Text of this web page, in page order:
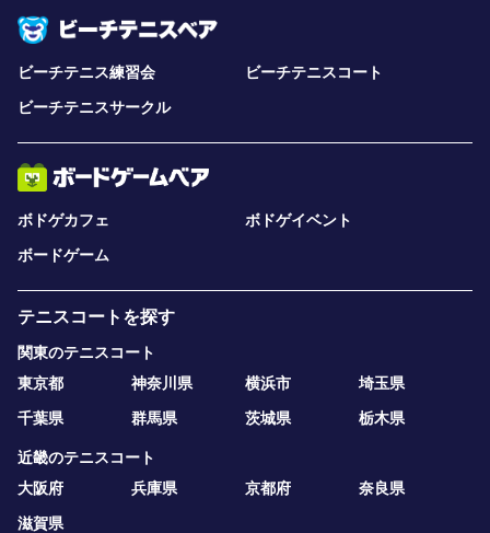
ビーチテニス練習会
ビーチテニスコート
ビーチテニスサークル
ボドゲカフェ
ボドゲイベント
ボードゲーム
テニスコートを探す
関東のテニスコート
東京都
神奈川県 横浜市
埼玉県
千葉県
群馬県 茨城県 栃木県
近畿のテニスコート
大阪府
兵庫県 京都府
奈良県
滋賀県